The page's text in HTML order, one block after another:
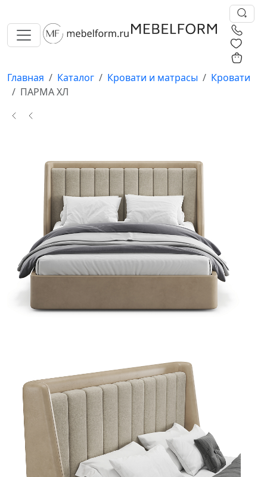
Главная Каталог Кровати и матрасы
Кровати
ПАРМА ХЛ